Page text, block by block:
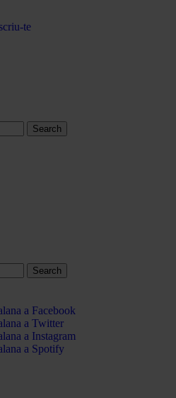
te
a Facebook
a Twitter
a Instagram
a Spotify